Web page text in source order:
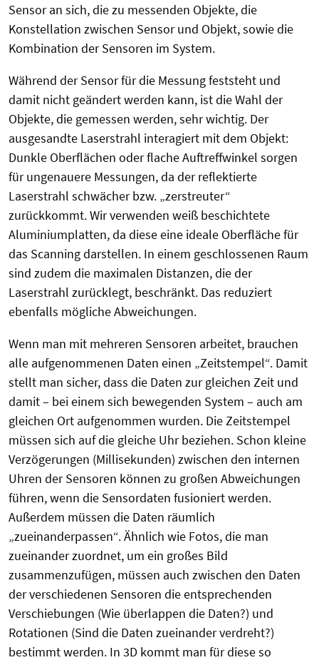
Sensor an sich, die zu messenden Objekte, die
Konstellation zwischen Sensor und Objekt, sowie die
Kombination der Sensoren im System.
Während der Sensor für die Messung feststeht und
damit nicht geändert werden kann, ist die Wahl der
Objekte, die gemessen werden, sehr wichtig. Der
ausgesandte Laserstrahl interagiert mit dem Objekt:
Dunkle Oberflächen oder flache Auftreffwinkel sorgen
für ungenauere Messungen, da der reflektierte
Laserstrahl schwächer bzw. „zerstreuter“
zurückkommt. Wir verwenden weiß beschichtete
Aluminiumplatten, da diese eine ideale Oberfläche für
das Scanning darstellen. In einem geschlossenen Raum
sind zudem die maximalen Distanzen, die der
Laserstrahl zurücklegt, beschränkt. Das reduziert
ebenfalls mögliche Abweichungen.
Wenn man mit mehreren Sensoren arbeitet, brauchen
alle aufgenommenen Daten einen „Zeitstempel“. Damit
stellt man sicher, dass die Daten zur gleichen Zeit und
damit – bei einem sich bewegenden System – auch am
gleichen Ort aufgenommen wurden. Die Zeitstempel
müssen sich auf die gleiche Uhr beziehen. Schon kleine
Verzögerungen (Millisekunden) zwischen den internen
Uhren der Sensoren können zu großen Abweichungen
führen, wenn die Sensordaten fusioniert werden.
Außerdem müssen die Daten räumlich
„zueinanderpassen“. Ähnlich wie Fotos, die man
zueinander zuordnet, um ein großes Bild
zusammenzufügen, müssen auch zwischen den Daten
der verschiedenen Sensoren die entsprechenden
Verschiebungen (Wie überlappen die Daten?) und
Rotationen (Sind die Daten zueinander verdreht?)
bestimmt werden. In 3D kommt man für diese so